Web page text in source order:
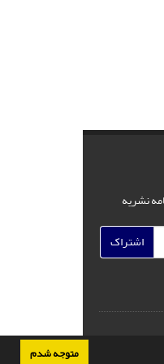
متوجه شدم
نشریه
اشتراک